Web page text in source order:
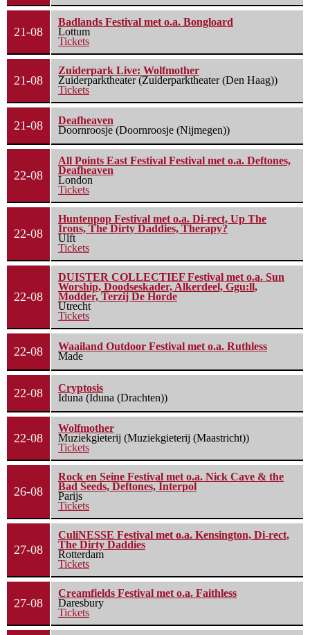
21-08
Badlands Festival met o.a. Bongloard
Lottum
Tickets
21-08
Zuiderpark Live: Wolfmother
Zuiderparktheater (Zuiderparktheater (Den Haag))
Tickets
21-08
Deafheaven
Doornroosje (Doornroosje (Nijmegen))
22-08
All Points East Festival Festival met o.a. Deftones,
Deafheaven
London
Tickets
22-08
Huntenpop Festival met o.a. Di-rect, Up The
Irons, The Dirty Daddies, Therapy?
Ulft
Tickets
22-08
DUISTER COLLECTIEF Festival met o.a. Sun
Worship, Doodseskader, Alkerdeel, Ggu:ll,
Modder, Terzij De Horde
Utrecht
Tickets
22-08
Waailand Outdoor Festival met o.a. Ruthless
Made
22-08
Cryptosis
Iduna (Iduna (Drachten))
22-08
Wolfmother
Muziekgieterij (Muziekgieterij (Maastricht))
Tickets
26-08
Rock en Seine Festival met o.a. Nick Cave & the
Bad Seeds, Deftones, Interpol
Parijs
Tickets
27-08
CuliNESSE Festival met o.a. Kensington, Di-rect,
The Dirty Daddies
Rotterdam
Tickets
27-08
Creamfields Festival met o.a. Faithless
Daresbury
Tickets